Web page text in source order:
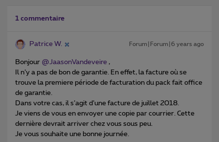
1 commentaire
Patrice W. Forum|Forum|6 years ago
Bonjour @JaasonVandeveire ,
Il n’y a pas de bon de garantie. En effet, la facture où se
trouve la premiere période de facturation du pack fait office
de garantie.
Dans votre cas, il s’agit d’une facture de juillet 2018.
Je viens de vous en envoyer une copie par courrier. Cette
dernière devrait arriver chez vous sous peu.
Je vous souhaite une bonne journée.